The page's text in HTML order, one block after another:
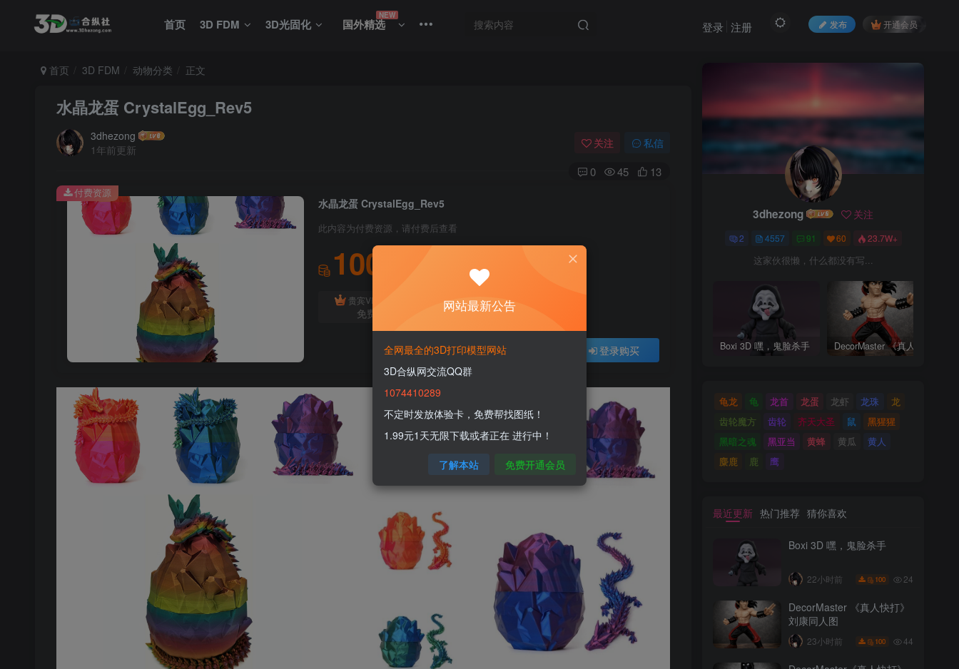
首页 3D FDM 3D光固化 国外精选
NEW
发布 开通会员
登录 注册
首页 3D FDM 动物分类 正文
水晶龙蛋 CrystalEgg_Rev5
3dhezong
1年前更新
关注 私信
0 45 13
水晶龙蛋 CrystalEgg_Rev5
此内容为付费资源，请付费后查看
100
贵宾VIP会员
免费
体验会员免费
登录购买
付费资源
3dhezong 关注
2 4557 91 60 23.7W+
这家伙很懒，什么都没有写...
Boxi 3D 嘿，鬼脸杀手
龟龙 龟 龙首 龙蛋 龙虾 龙珠
龙
齿轮魔方
齿轮 齐天大圣 鼠
黑猩猩
黑暗之魂
黑亚当 黄蜂 黄瓜
黄人
麋鹿
鹿 鹰
最近更新 热门推荐 猜你喜欢
Boxi 3D 嘿，鬼脸杀手
22小时前 100 24
DecorMaster 《真人快打》
刘康同人图
23小时前 100 44
网站最新公告
全网最全的3D打印模型网站
3D合纵网交流QQ群
1074410289
不定时发放体验卡，免费帮找图纸！
1.99元1天无限下载或者正在 进行中！
了解本站 免费开通会员